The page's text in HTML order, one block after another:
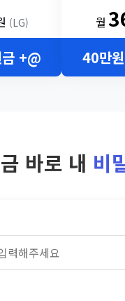
(LG)
+@
월
40만
바로 내 비